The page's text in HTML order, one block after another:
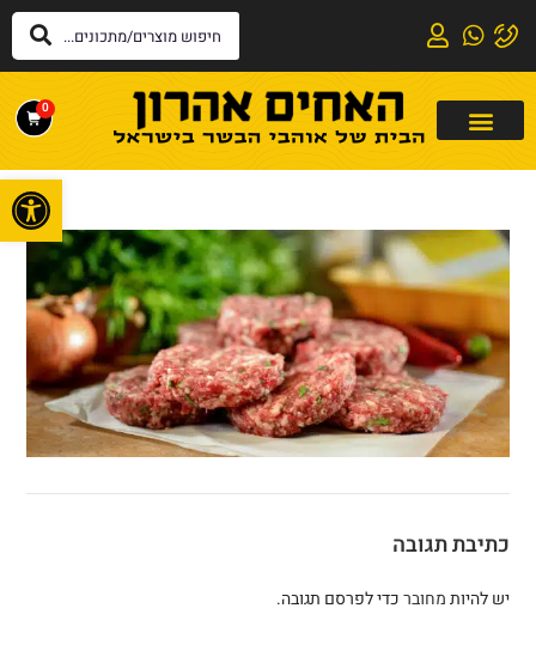
0
כתיבת תגובה
יש להיותמחוברכדי לפרסם תגובה.